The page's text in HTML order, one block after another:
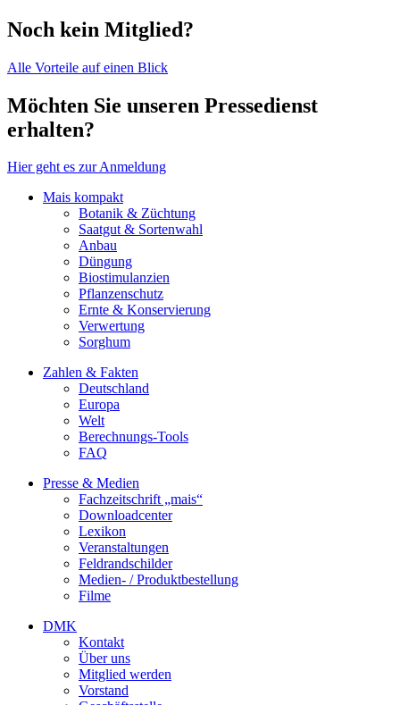
Noch kein Mitglied?
Alle Vorteile auf einen Blick
Möchten Sie unseren Pressedienst
erhalten?
Hier geht es zur Anmeldung
Mais kompakt
Botanik & Züchtung
Saatgut & Sortenwahl
Anbau
Düngung
Biostimulanzien
Pflanzenschutz
Ernte & Konservierung
Verwertung
Sorghum
Zahlen & Fakten
Deutschland
Europa
Welt
Berechnungs-Tools
FAQ
Presse & Medien
Fachzeitschrift „mais“
Downloadcenter
Lexikon
Veranstaltungen
Feldrandschilder
Medien- / Produktbestellung
Filme
DMK
Kontakt
Über uns
Mitglied werden
Vorstand